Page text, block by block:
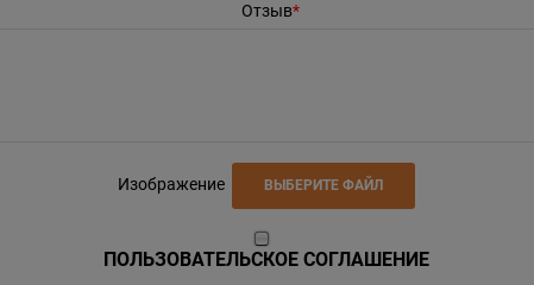
Отзыв
Изображение ВЫБЕРИТЕ ФАЙЛ
ПОЛЬЗОВАТЕЛЬСКОЕ СОГЛАШЕНИЕ